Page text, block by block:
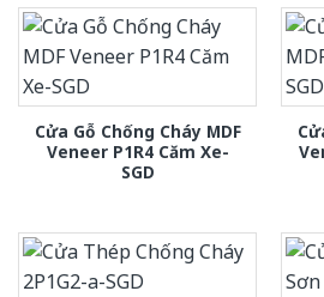
Cửa Gỗ Chống Cháy MDF
Veneer P1R4 Căm Xe-
SGD